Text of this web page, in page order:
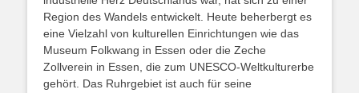
Region des Wandels entwickelt. Heute beherbergt es
eine Vielzahl von kulturellen Einrichtungen wie das
Museum Folkwang in Essen oder die Zeche
Zollverein in Essen, die zum UNESCO-Weltkulturerbe
gehört. Das Ruhrgebiet ist auch für seine